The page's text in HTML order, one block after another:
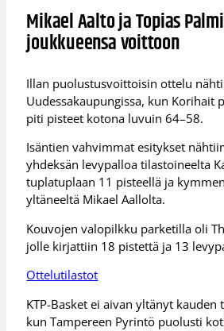
Mikael Aalto ja Topias
joukkueensa voittoon
Illan puolustusvoittoisin ottelu
Uudessakaupungissa, kun Korihait
piti pisteet kotona luvuin 64–58.
Isäntien vahvimmat esitykset
yhdeksän levypalloa tilastoineelta
tuplatuplaan 11 pisteellä ja
yltäneeltä Mikael Aallolta.
Kouvojen valopilkku parketilla oli
jolle kirjattiin 18 pistettä ja 13
Ottelutilastot
KTP-Basket ei aivan yltänyt kauden
kun Tampereen Pyrintö puolusti